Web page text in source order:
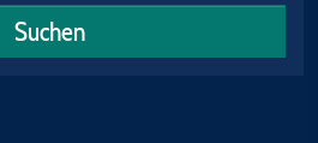
Suchen